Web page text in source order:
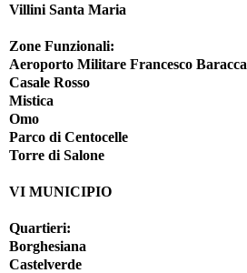
Villini Santa Maria
Zone Funzionali:
Aeroporto Militare Francesco Baracca
Casale Rosso
Mistica
Omo
Parco di Centocelle
Torre di Salone
VI MUNICIPIO
Quartieri:
Borghesiana
Castelverde